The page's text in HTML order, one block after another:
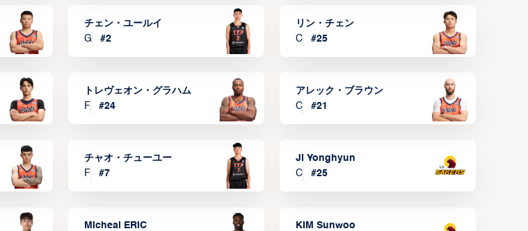
チェン・ユールイ
G
#2
リン・チェン
C
#25
トレヴェオン・グラハム
F
#24
アレック・ブラウン
C
#21
チャオ・チューユー
F
#7
JI Yonghyun
C
#25
Micheal ERIC
KIM Sunwoo